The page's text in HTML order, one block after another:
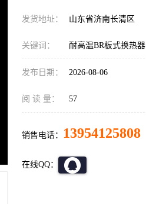
发货地址： 山东省济南长清区
关键词： 耐高温BR板式换热器
发布日期： 2026-08-06
阅 读 量： 57
销售电话： 13954125808
在线QQ：